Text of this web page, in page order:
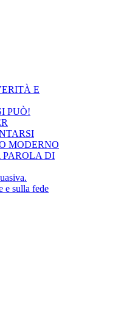
E
PUÒ!
MODERNO
PAROLA DI
e sulla fede